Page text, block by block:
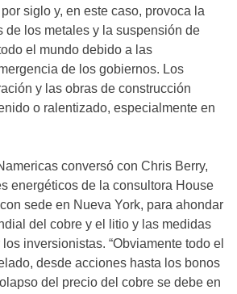
siglo y, en este caso, provoca la
de los metales y la suspensión de
el mundo debido a las
de los gobiernos. Los
y las obras de construcción
o ralentizado, especialmente en
conversó con Chris Berry,
energéticos de la consultora House
sede en Nueva York, para ahondar
del cobre y el litio y las medidas
inversionistas. “Obviamente todo el
desde acciones hasta los bonos
del precio del cobre se debe en